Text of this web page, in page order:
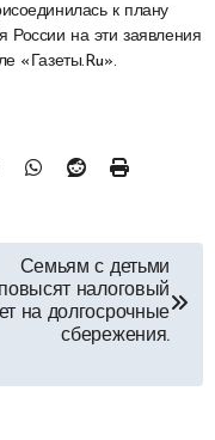
к плану
России на эти заявления
«Газеты.Ru».
Семьям с детьми
повысят налоговый
на долгосрочные
сбережения.